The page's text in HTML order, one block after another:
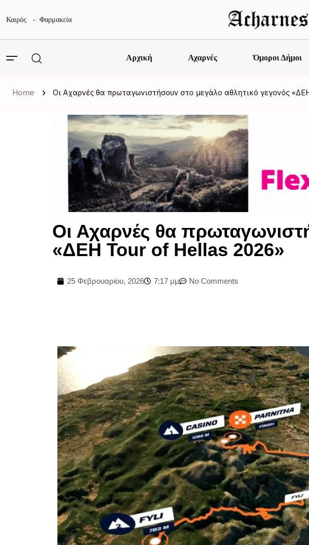
Καιρός Φαρμακεία
Αρχική Αχαρνές Όμοροι Δήμοι
Home Οι Αχαρνές θα πρωταγωνιστήσουν στο μεγάλο αθλητικό γεγονός
Οι Αχαρνές θα
«ΔΕΗ Tour of Hellas 2026»
25 Φεβρουαρίου, 2026 7:17 μμ No Comments